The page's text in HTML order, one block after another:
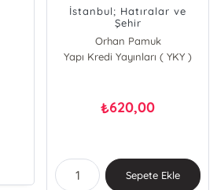
İstanbul; Hatıralar ve
Şehir
Orhan Pamuk
Yapı Kredi Yayınları ( YKY )
₺620,00
Sepete Ekle